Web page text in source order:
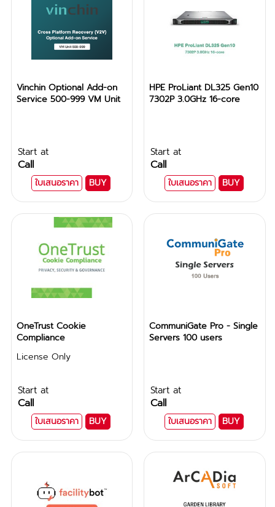
Vinchin Optional Add-on
Service 500-999 VM Unit
Start at
Call
ใบเสนอราคา BUY
HPE ProLiant DL325 Gen10
7302P 3.0GHz 16-core
Start at
Call
ใบเสนอราคา BUY
OneTrust Cookie
Compliance
License Only
Start at
Call
ใบเสนอราคา BUY
CommuniGate Pro - Single
Servers 100 users
Start at
Call
ใบเสนอราคา BUY